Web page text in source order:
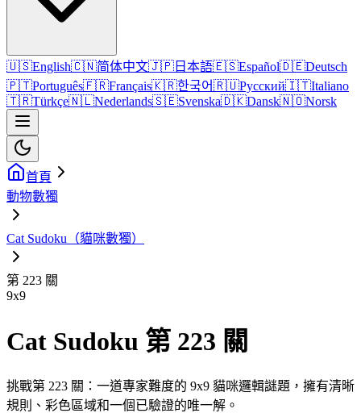
🇺🇸English🇨🇳简体中文🇯🇵 日本語🇪🇸Español🇩🇪Deutsch
🇵🇹Português🇫🇷Français🇰🇷한국어🇷🇺Русский🇮🇹Italiano
🇹🇷Türkçe🇳🇱Nederlands🇸🇪Svenska🇩🇰Dansk🇳🇴Norsk
首頁
動物數獨
Cat Sudoku（貓咪數獨）
第 223 關
9x9
Cat Sudoku 第 223 關
挑戰第 223 關：一道專家難度的 9x9 貓咪邏輯謎題，擁有清晰
規則、彩色區域和一個已驗證的唯一解。